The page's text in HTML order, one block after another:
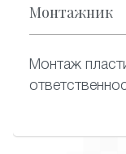
Монтажник
Монтаж